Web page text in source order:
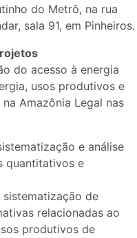
do Metrô, na rua
sala 91, em Pinheiros.
do acesso à energia
usos produtivos e
Amazônia Legal nas
e análise
quantitativos e
de
relacionadas ao
produtivos de